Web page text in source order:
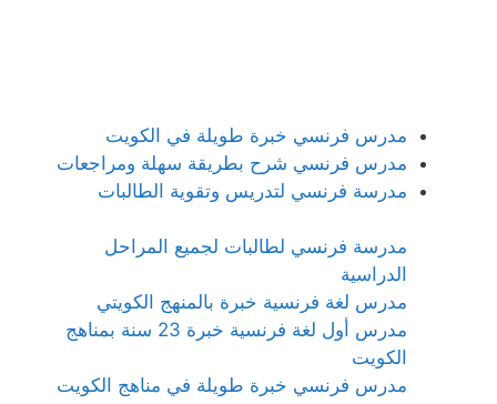
مدرس فرنسي خبرة طويلة في الكويت
مدرس فرنسي شرح بطريقة سهلة ومراجعات
مدرسة فرنسي لتدريس وتقوية الطالبات
مدرسة فرنسي لطالبات لجميع المراحل
الدراسية
مدرس لغة فرنسية خبرة بالمنهج الكويتي
مدرس أول لغة فرنسية خبرة 23 سنة بمناهج
الكويت
مدرس فرنسي خبرة طويلة في مناهج الكويت